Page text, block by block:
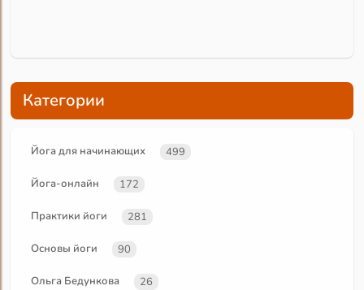
Категории
Йога для начинающих 499
Йога-онлайн 172
Практики йоги 281
Основы йоги 90
Ольга Бедункова 26